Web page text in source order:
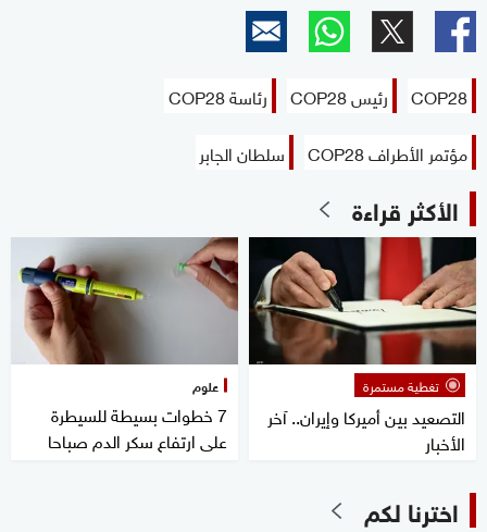
COP28 رئيس COP28
رئاسة COP28
مؤتمر الأطراف COP28
سلطان الجابر
الأكثر قراءة
تغطية مستمرة
التصعيد بين أميركا وإيران.. آخر
الأخبار
علوم
7 خطوات بسيطة للسيطرة
على ارتفاع سكر الدم صباحا
اخترنا لكم